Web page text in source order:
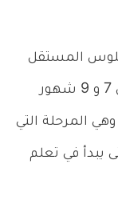
المستقل
بدون مساعدة تماماً في عمر يتراوح بين 7 و 9 شهور
وهي المرحلة التي
يبدأ في تعلم